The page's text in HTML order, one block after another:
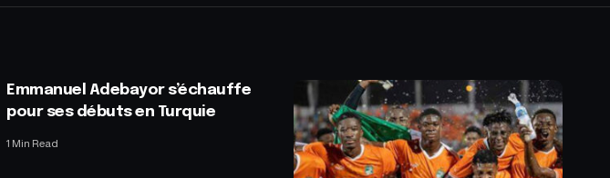
Emmanuel Adebayor s’échauffe
pour ses débuts en Turquie
1 Min Read